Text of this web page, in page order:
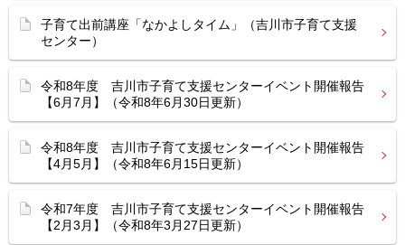
子育て出前講座「なかよしタイム」（吉川市子育て支援
センター）
令和8年度 吉川市子育て支援センターイベント開催報告
【6月7月】（令和8年6月30日更新）
令和8年度 吉川市子育て支援センターイベント開催報告
【4月5月】（令和8年6月15日更新）
令和7年度 吉川市子育て支援センターイベント開催報告
【2月3月】（令和8年3月27日更新）